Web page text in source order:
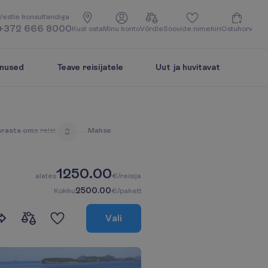
estle konsultandiga
666 8000Kust ostaMinu kontoVõrdleSoovide nimekiriOstukorv
Teave reisijatele Uut ja huvitavat
rasta oma reisi 3 Makse
alates1250.00€/reisija
Kokku2500.00€/pakett
Vali